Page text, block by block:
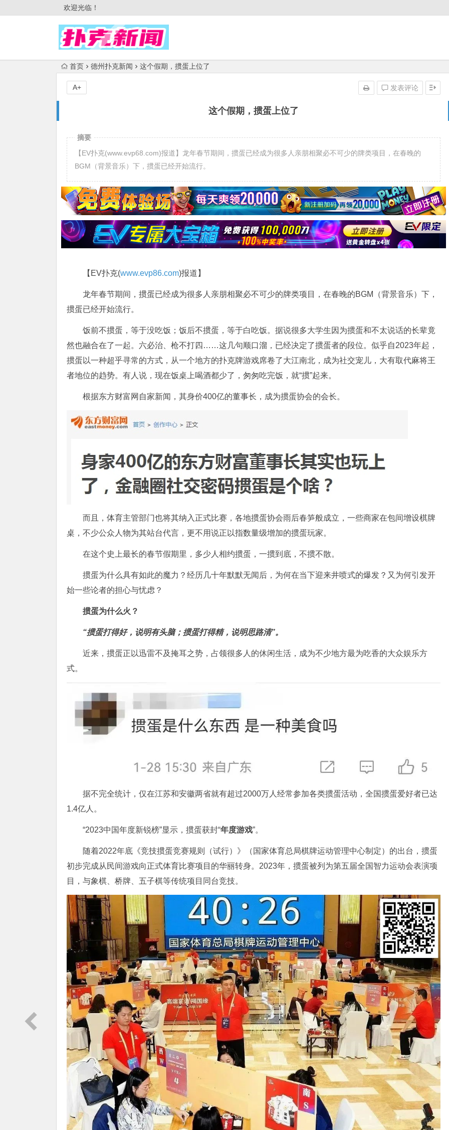
欢迎光临！
首页 德州扑克新闻 这个假期，掼蛋上位了
这个假期，掼蛋上位了
发表评论
A+
摘要
【EV扑克(www.evp68.com)报道】龙年春节期间，掼蛋已经成为很多人亲朋相聚必不可少的牌类项目，在春晚的
BGM（背景音乐）下，掼蛋已经开始流行。
【EV扑克(www.evp86.com)报道】
龙年春节期间，掼蛋已经成为很多人亲朋相聚必不可少的牌类项目，在春晚的BGM（背景音乐）下，
掼蛋已经开始流行。
饭前不掼蛋，等于没吃饭；饭后不掼蛋，等于白吃饭。据说很多大学生因为掼蛋和不太说话的长辈竟
然也融合在了一起。六必治、枪不打四……这几句顺口溜，已经决定了掼蛋者的段位。似乎自2023年起，
掼蛋以一种超乎寻常的方式，从一个地方的扑克牌游戏席卷了大江南北，成为社交宠儿，大有取代麻将王
者地位的趋势。有人说，现在饭桌上喝酒都少了，匆匆吃完饭，就“掼”起来。
根据东方财富网自家新闻，其身价400亿的董事长，成为掼蛋协会的会长。
而且，体育主管部门也将其纳入正式比赛，各地掼蛋协会雨后春笋般成立，一些商家在包间增设棋牌
桌，不少公众人物为其站台代言，更不用说正以指数量级增加的掼蛋玩家。
在这个史上最长的春节假期里，多少人相约掼蛋，一掼到底，不掼不散。
掼蛋为什么具有如此的魔力？经历几十年默默无闻后，为何在当下迎来井喷式的爆发？又为何引发开
始一些论者的担心与忧虑？
掼蛋为什么火？
“掼蛋打得好，说明有头脑；掼蛋打得精，说明思路清”。
近来，掼蛋正以迅雷不及掩耳之势，占领很多人的休闲生活，成为不少地方最为吃香的大众娱乐方
式。
据不完全统计，仅在江苏和安徽两省就有超过2000万人经常参加各类掼蛋活动，全国掼蛋爱好者已达
1.4亿人。
“2023中国年度新锐榜”显示，掼蛋获封“年度游戏”。
随着2022年底《竞技掼蛋竞赛规则（试行）》（国家体育总局棋牌运动管理中心制定）的出台，掼蛋
初步完成从民间游戏向正式体育比赛项目的华丽转身。2023年，掼蛋被列为第五届全国智力运动会表演项
目，与象棋、桥牌、五子棋等传统项目同台竞技。